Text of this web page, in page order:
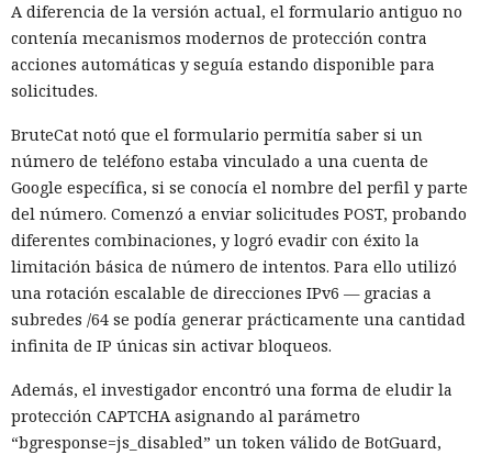
A diferencia de la versión actual, el formulario antiguo no
contenía mecanismos modernos de protección contra
acciones automáticas y seguía estando disponible para
solicitudes.
BruteCat notó que el formulario permitía saber si un
número de teléfono estaba vinculado a una cuenta de
Google específica, si se conocía el nombre del perfil y parte
del número. Comenzó a enviar solicitudes POST, probando
diferentes combinaciones, y logró evadir con éxito la
limitación básica de número de intentos. Para ello utilizó
una rotación escalable de direcciones IPv6 — gracias a
subredes /64 se podía generar prácticamente una cantidad
infinita de IP únicas sin activar bloqueos.
Además, el investigador encontró una forma de eludir la
protección CAPTCHA asignando al parámetro
“bgresponse=js_disabled” un token válido de BotGuard,